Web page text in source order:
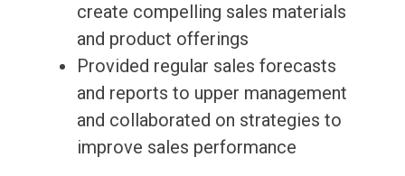
create compelling sales materials
and product offerings
Provided regular sales forecasts
and reports to upper management
and collaborated on strategies to
improve sales performance